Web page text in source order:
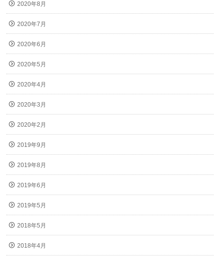
2020年8月
2020年7月
2020年6月
2020年5月
2020年4月
2020年3月
2020年2月
2019年9月
2019年8月
2019年6月
2019年5月
2018年5月
2018年4月